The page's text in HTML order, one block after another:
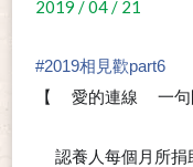
2019 / 04 / 21
#2019相見歡part6
【
愛的連線 一
認養人每個月所捐